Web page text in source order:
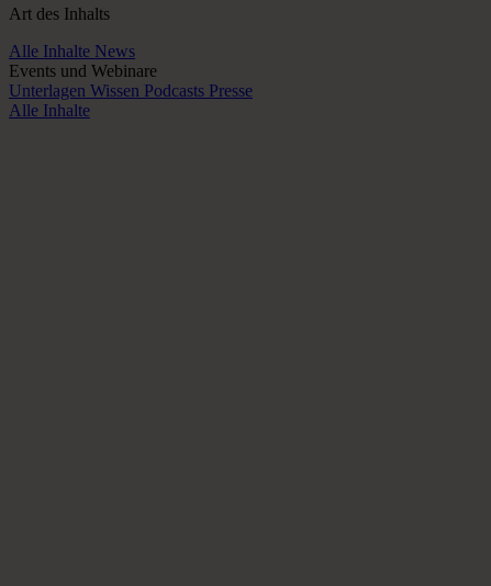
Art des Inhalts
Alle Inhalte News
Events und Webinare
Unterlagen Wissen Podcasts Presse
Alle Inhalte